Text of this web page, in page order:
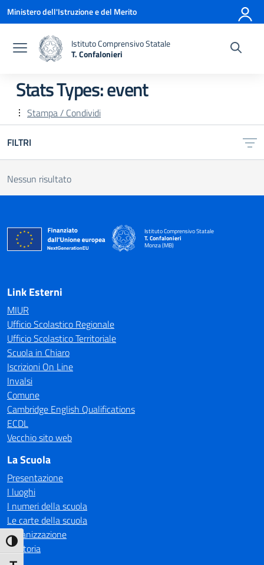
Attiva/disattiva alto contrasto
Vai ai contenuti
Vai al menu di navigazione
Vai al footer
Ministero dell'Istruzione e del Merito
Istituto Comprensivo Statale
T. Confalonieri
Stats Types:event
Stampa / Condividi
FILTRI
Nessun risultato
Istituto Comprensivo Statale
T. Confalonieri
Monza (MB)
— Visita la pagina iniziale della scuola
Link Esterni
MIUR
Ufficio Scolastico Regionale
Ufficio Scolastico Territoriale
Scuola in Chiaro
Iscrizioni On Line
Invalsi
Comune
Cambridge English Qualifications
ECDL
Vecchio sito web
La Scuola
Presentazione
I luoghi
I numeri della scuola
Le carte della scuola
Organizzazione
La storia